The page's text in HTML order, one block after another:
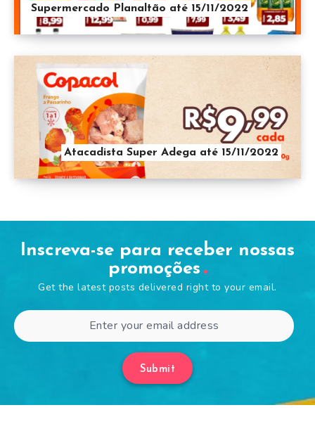
Supermercado Planaltão até 15/11/2022
Atacadista Super Adega até 15/11/2022
Inscreva-se para receber nossas
promoções
Get the latest posts delivered right to your email.
Submit